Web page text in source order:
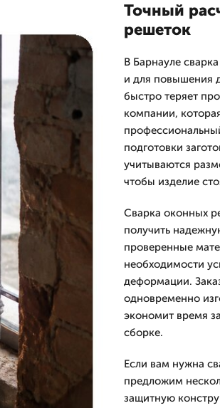
Точный
решеток
В Барнауле
и для повышения
быстро теряет
компании,
подготовки
учитываются
чтобы изделие
Сварка оконных
получить
проверенные
необходимости
деформации.
одновременно
экономит время
сборке.
Если вам нужна
предложим
защитную